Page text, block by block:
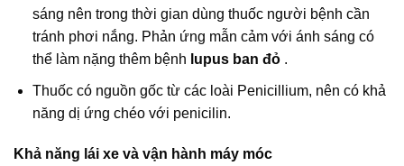
sáng nên trong thời gian dùng thuốc người bệnh cần
tránh phơi nắng. Phản ứng mẫn cảm với ánh sáng có
thể làm nặng thêm bệnh lupus ban đỏ .
Thuốc có nguồn gốc từ các loài Penicillium, nên có khả
năng dị ứng chéo với penicilin.
Khả năng lái xe và vận hành máy móc